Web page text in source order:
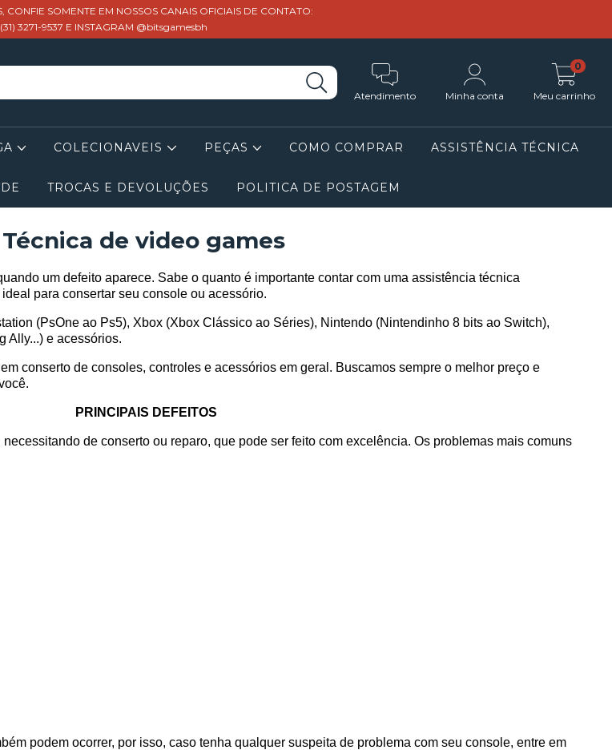
CONFIE SOMENTE EM NOSSOS CANAIS OFICIAIS DE CONTATO:
3271-9537 E INSTAGRAM @bitsgamesbh
Atendimento Minha conta Meu carrinho
0
COLECIONAVEIS PEÇAS COMO COMPRAR ASSISTÊNCIA TÉCNICA
TROCAS E DEVOLUÇÕES POLITICA DE POSTAGEM
de video games
um defeito aparece. Sabe o quanto é importante contar com uma assistência técnica
para consertar seu console ou acessório.
(PsOne ao Ps5), Xbox (Xbox Clássico ao Séries), Nintendo (Nintendinho 8 bits ao Switch),
Ally...) e acessórios.
conserto de consoles, controles e acessórios em geral. Buscamos sempre o melhor preço e
PRINCIPAIS DEFEITOS
de conserto ou reparo, que pode ser feito com excelência. Os problemas mais comuns
podem ocorrer, por isso, caso tenha qualquer suspeita de problema com seu console, entre em